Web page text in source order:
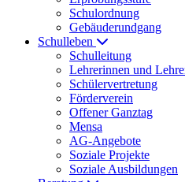
Schulordnung
Gebäuderundgang
Schulleben
Schulleitung
Lehrerinnen und
Schülervertretung
Förderverein
Offener Ganztag
Mensa
AG-Angebote
Soziale Projekte
Soziale Ausbildungen